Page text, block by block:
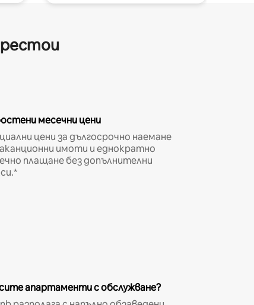
месечни цени
цени за дългосрочно наемане
имоти и еднократно
плащане без допълнителни
апартаменти с обслужване?